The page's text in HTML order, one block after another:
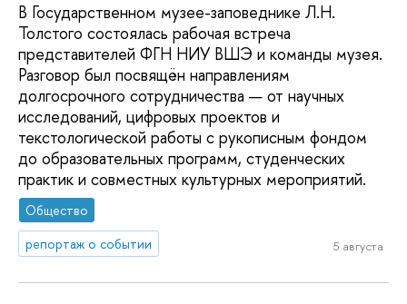
В Государственном музее-заповеднике Л.Н.
Толстого состоялась рабочая встреча
представителей ФГН НИУ ВШЭ и команды музея.
Разговор был посвящён направлениям
долгосрочного сотрудничества — от научных
исследований, цифровых проектов и
текстологической работы с рукописным фондом
до образовательных программ, студенческих
практик и совместных культурных мероприятий.
Общество
репортаж о событии
5 августа